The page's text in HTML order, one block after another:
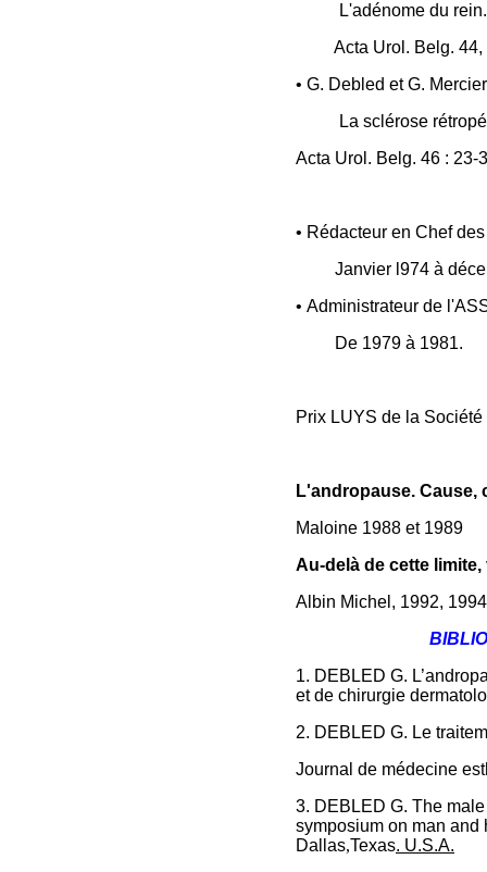
L'adénome du rein.
Acta Urol. Belg.
• G. Debled et G.
La sclérose
Acta Urol. Belg. 46 : 23-
• Rédacteur en Chef
Janvier l974 à
• Administrateur de
De 1979 à 1981.
Prix LUYS de la
L'andropause. Cause,
Maloine 1988 et 1989
Au-delà de cette
Albin Michel, 1992,
1. DEBLED G.
et de chirurgie
2. DEBLED G. Le
Journal de médecine
3. DEBLED G. The
symposium on man and
Dallas,Texas. U.S.A.